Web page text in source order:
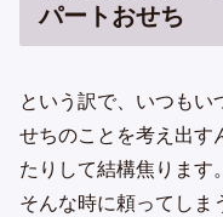
パートおせち
という訳で、いつもい
せちのことを考え出す
たりして結構焦ります。
そんな時に頼ってしま